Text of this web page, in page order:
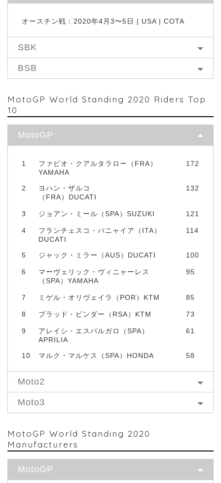
オースチン戦：2020年4月3〜5日 | USA | COTA
SBK
BSB
MotoGP World Standing 2020 Riders Top
10
MotoGP
1
ファビオ・クアルタラロー（FRA）
YAMAHA
172
2
ヨハン・ザルコ
（FRA）DUCATI
132
3 ジョアン・ミール（SPA）SUZUKI 121
4
フランチェスコ・バニャイア（ITA）
DUCATI
114
5 ジャック・ミラー（AUS）DUCATI 100
6
マーヴェリック・ヴィニャーレス
（SPA）YAMAHA
95
7 ミゲル・オリヴェイラ（POR）KTM 85
8 ブラッド・ビンダー（RSA）KTM 73
9
アレイシ・エスパルガロ（SPA）
APRILIA
61
10 マルク・マルケス（SPA）HONDA 58
Moto2
Moto3
MotoGP World Standing 2020
Manufacturers
MotoGP